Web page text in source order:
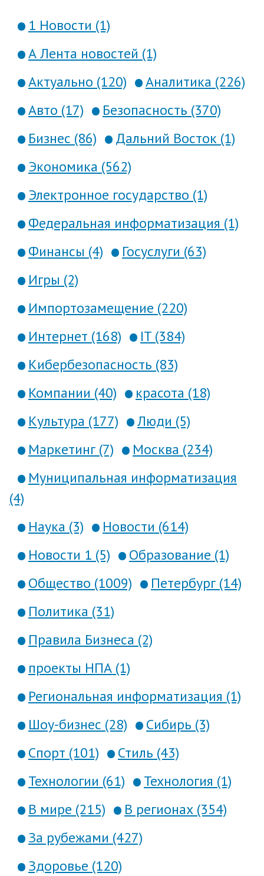
1 Новости (1)
А Лента новостей (1)
Актуально (120)
Аналитика (226)
Авто (17)
Безопасность (370)
Бизнес (86)
Дальний Восток (1)
Экономика (562)
Электронное государство (1)
Федеральная информатизация (1)
Финансы (4)
Госуслуги (63)
Игры (2)
Импортозамещение (220)
Интернет (168)
IT (384)
Кибербезопасность (83)
Компании (40)
красота (18)
Культура (177)
Люди (5)
Маркетинг (7)
Москва (234)
Муниципальная информатизация
(4)
Наука (3)
Новости (614)
Новости 1 (5)
Образование (1)
Общество (1009)
Петербург (14)
Политика (31)
Правила Бизнеса (2)
проекты НПА (1)
Региональная информатизация (1)
Шоу-бизнес (28)
Сибирь (3)
Спорт (101)
Стиль (43)
Технологии (61)
Технология (1)
В мире (215)
В регионах (354)
За рубежами (427)
Здоровье (120)